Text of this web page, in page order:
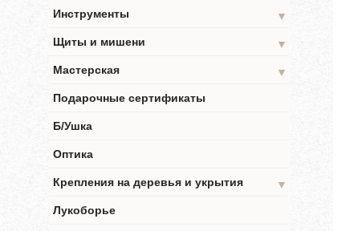
Инструменты
▼
Щиты и мишени
▼
Мастерская
▼
Подарочные сертификаты
Б/Ушка
Оптика
Крепления на деревья и укрытия
▼
Лукоборье